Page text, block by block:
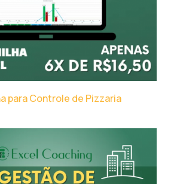
para Controle de Pizzaria